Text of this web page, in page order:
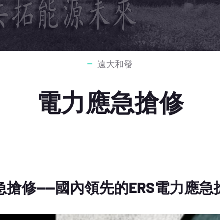
遠大和發
電力應急搶修
搶修——國內領先的ERS電力應急